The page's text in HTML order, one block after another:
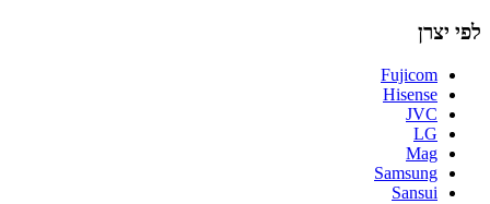
לפי יצרן
Fujicom
Hisense
JVC
LG
Mag
Samsung
Sansui